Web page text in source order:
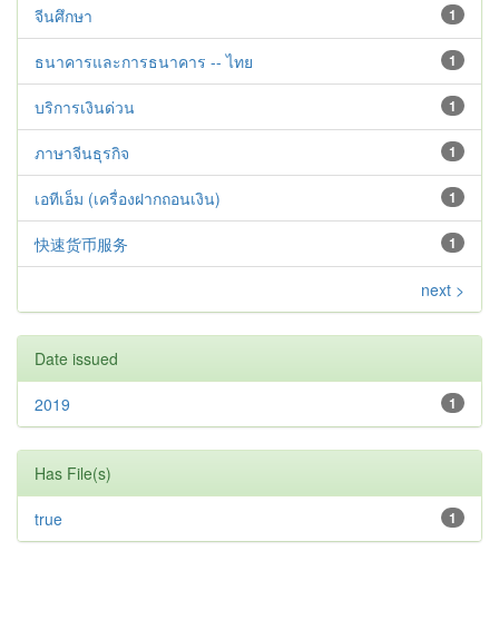
1
จีนศึกษา
1
ธนาคารและการธนาคาร -- ไทย
1
บริการเงินด่วน
1
ภาษาจีนธุรกิจ
1
เอทีเอ็ม (เครื่องฝากถอนเงิน)
1
快速货币服务
next >
Date issued
1
2019
Has File(s)
1
true